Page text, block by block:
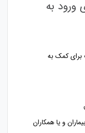
ورود به
برای کمک به
و یا همکاران